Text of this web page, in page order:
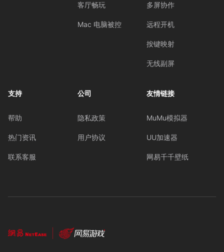
客厅畅玩
Mac 电脑被控
多屏协作
远程开机
按键映射
无线副屏
支持
帮助
热门资讯
联系客服
公司
隐私政策
用户协议
友情链接
MuMu模拟器
UU加速器
网易千千壁纸